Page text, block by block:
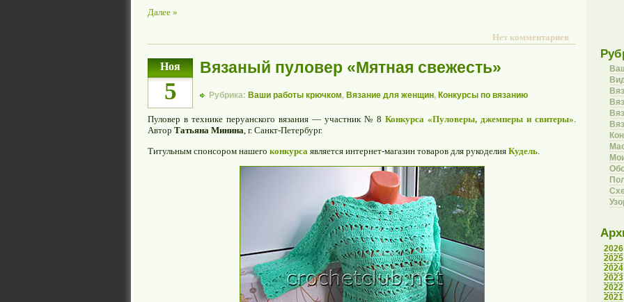
Далее »
Нет комментариев
Ноя
5
Вязаный пуловер «Мятная свежесть»
Рубрика: Ваши работы крючком, Вязание для женщин, Конкурсы по вязанию
Пуловер в технике перуанского вязания — участник № 8Конкурса «Пуловеры, джемперы и свитеры».
Автор Татьяна Минина, г. Санкт-Петербург.
Титульным спонсором нашего конкурса является интернет-магазин товаров для рукоделия Кудель